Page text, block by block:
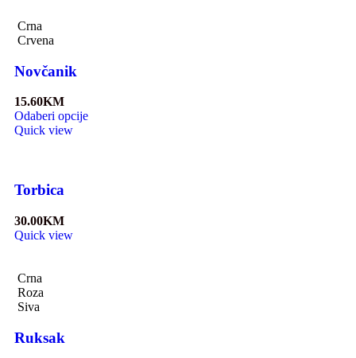
Crna
Crvena
Novčanik
15.60KM
Odaberi opcije
Quick view
Torbica
30.00KM
Quick view
Crna
Roza
Siva
Ruksak